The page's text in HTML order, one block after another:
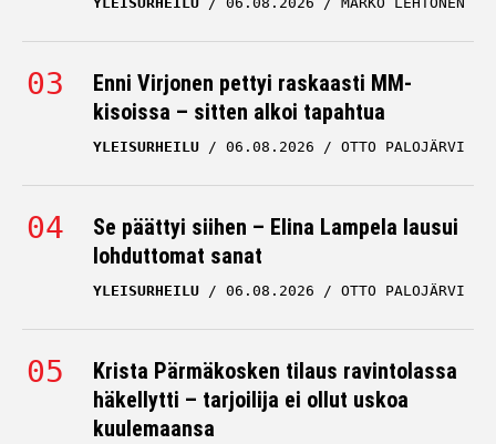
Enni Virjonen pettyi raskaasti MM-
kisoissa – sitten alkoi tapahtua
YLEISURHEILU 06.08.2026 OTTO PALOJÄRVI
Se päättyi siihen – Elina Lampela lausui
lohduttomat sanat
YLEISURHEILU 06.08.2026 OTTO PALOJÄRVI
Krista Pärmäkosken tilaus ravintolassa
häkellytti – tarjoilija ei ollut uskoa
kuulemaansa